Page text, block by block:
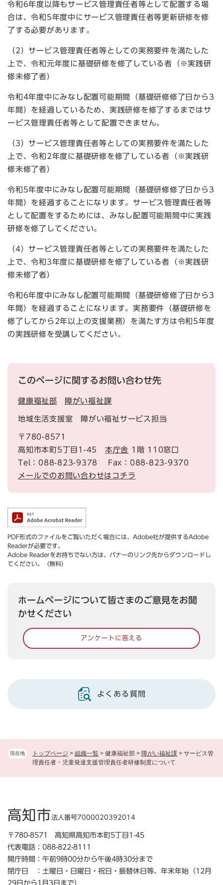
現在地 トップページ > 組織一覧 > 健康福祉部 > 障がい福祉課 > サービス管
理責任者・児童発達支援管理責任者研修制度について
令和6年度以降もサービス管理責任者等として配置する場
合は、令和5年度中にサービス管理責任者等更新研修を修
了する必要があります。
（2）サービス管理責任者等としての実務要件を満たした
上で、令和元年度に基礎研修を修了している者（※実践研
修未修了者）
令和4年度中にみなし配置可能期間（基礎研修修了日から3
年間）を経過しているため、実践研修を修了するまではサ
ービス管理責任者等として配置できません。
（3）サービス管理責任者等としての実務要件を満たした
上で、令和2年度に基礎研修を修了している者（※実践研
修未修了者）
令和5年度中にみなし配置可能期間（基礎研修修了日から3
年間）を経過することになります。サービス管理責任者等
として配置をするためには、みなし配置可能期間中に実践
研修を修了してください。
（4）サービス管理責任者等としての実務要件を満たした
上で、令和3年度に基礎研修を修了している者（※実践研
修未修了者）
令和6年度中にみなし配置可能期間（基礎研修修了日から3
年間）を経過することになります。実務要件（基礎研修を
修了してから2年以上の支援業務）を満たす方は令和5年度
の実践研修を受講してください。
このページに関するお問い合わせ先
健康福祉部 障がい福祉課
地域生活支援室 障がい福祉サービス担当
〒780-8571
高知市本町5丁目1-45 本庁舎 1階 110窓口
Tel：088-823-9378
Fax：088-823-9370
メールでのお問い合わせはコチラ
PDF形式のファイルをご覧いただく場合には、Adobe社が提供するAdobe
Readerが必要です。
Adobe Readerをお持ちでない方は、バナーのリンク先からダウンロードし
てください。（無料）
ホームページについて皆さまのご意見をお聞
かせください
アンケートに答える
よくある質問
高知市法人番号7000020392014
〒780-8571 高知県高知市本町5丁目1-45
代表電話：088-822-8111
開庁時間：午前9時00分から午後4時30分まで
閉庁日 ：土曜日・日曜日・祝日・振替休日等、年末年始（12月
29日から1月3日まで）